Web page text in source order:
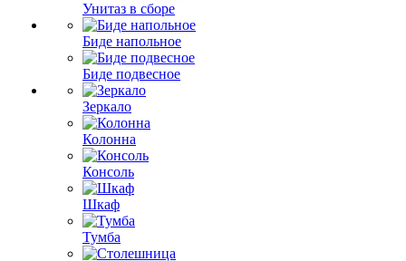
Унитаз в сборе
Биде напольное
Биде подвесное
Зеркало
Колонна
Консоль
Шкаф
Тумба